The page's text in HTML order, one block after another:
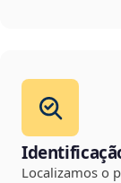
Localizamos o